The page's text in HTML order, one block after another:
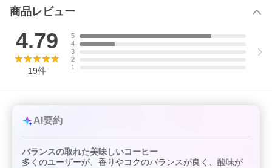
商品レビュー
4.79
19件
5
4
3
2
1
AI要約
バランスの取れた美味しいコーヒー
多くのユーザーが、香りやコクのバランスが良く、酸味が